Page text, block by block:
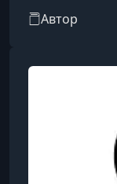
развитию и
десятков
Помимо
занимается
Он разработал
Автор